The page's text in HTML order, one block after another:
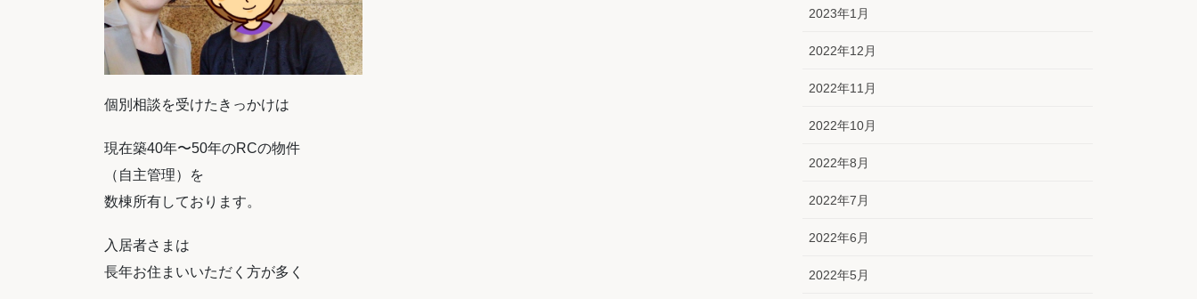
個別相談を受けたきっかけは
現在築40年〜50年のRCの物件
（自主管理）
を
数棟所有しております。
入居者さまは
長年お住まいいただく方が多く
2023年1月
2022年12月
2022年11月
2022年10月
2022年8月
2022年7月
2022年6月
2022年5月